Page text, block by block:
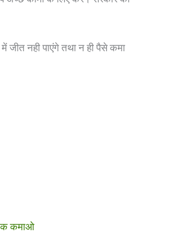
नही पाएंगे तथा न ही पैसे कमा
कमाओ